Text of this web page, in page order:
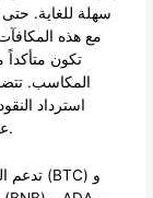
سهلة للغاية.
تكون
المكاسب.
استرداد
عروضهم الترويجية أكبر مقارنة بالكازينوهات القديمة.